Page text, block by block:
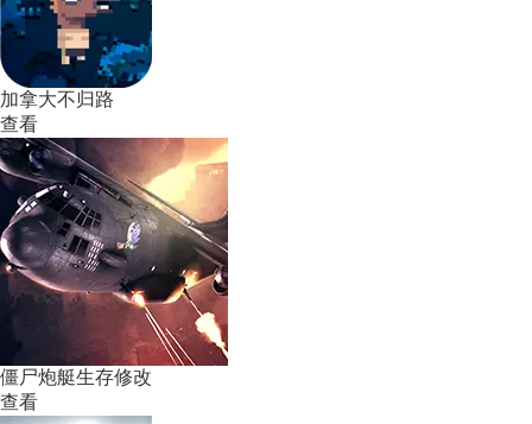
加拿大不归路
查看
僵尸炮艇生存修改
查看